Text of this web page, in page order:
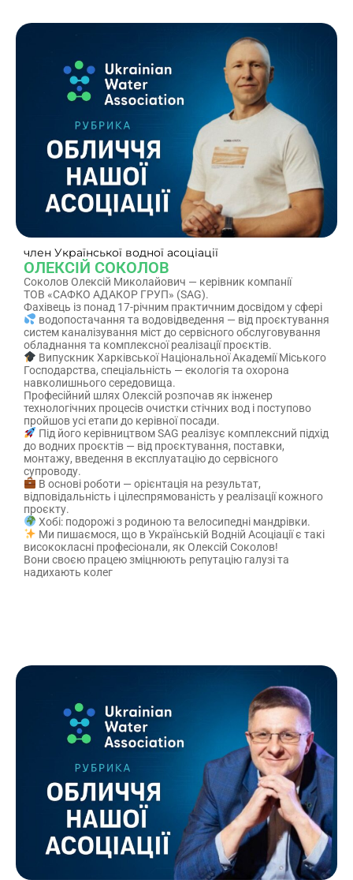
член Української водної асоціації
ОЛЕКСІЙ СОКОЛОВ
Соколов Олексій Миколайович — керівник компанії
ТОВ «САФКО АДАКОР ГРУП» (SAG).
Фахівець із понад 17-річним практичним досвідом у сфері
водопостачання та водовідведення — від проєктування
систем каналізування міст до сервісного обслуговування
обладнання та комплексної реалізації проєктів.
Випускник Харківської Національної Академії Міського
Господарства, спеціальність — екологія та охорона
навколишнього середовища.
Професійний шлях Олексій розпочав як інженер
технологічних процесів очистки стічних вод і поступово
пройшов усі етапи до керівної посади.
Під його керівництвом SAG реалізує комплексний підхід
до водних проєктів — від проєктування, поставки,
монтажу, введення в експлуатацію до сервісного
супроводу.
В основі роботи — орієнтація на результат,
відповідальність і цілеспрямованість у реалізації кожного
проєкту.
Хобі: подорожі з родиною та велосипедні мандрівки.
Ми пишаємося, що в Українській Водній Асоціації є такі
висококласні професіонали, як Олексій Соколов!
Вони своєю працею зміцнюють репутацію галузі та
надихають колег